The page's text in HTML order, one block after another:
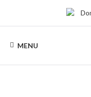
WHITE
ROCKS
de
Chalets
bois
MENU